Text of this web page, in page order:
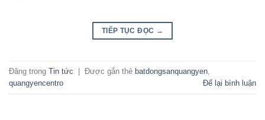
TIẾP TỤC ĐỌC →
Đăng trong Tin tức | Được gắn thẻ batdongsanquangyen
quangyencentro
Để lại bình luận